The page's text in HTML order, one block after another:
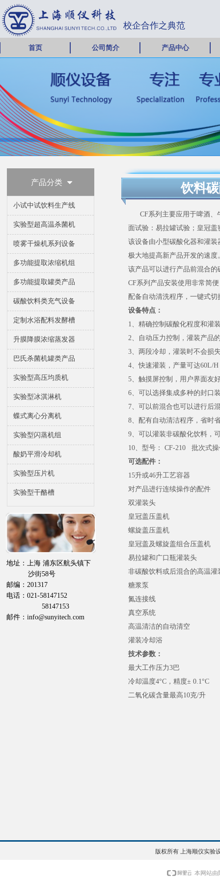
首页 公司简介 产品中心
校企合作之典范
地址：上海 浦东区航头镇下
沙街58号
邮编：201317
电话：021-58147152
58147153
邮件：info@sunyitech.com
产品分类 뀓
小试中试饮料生产线
实验型超高温杀菌机
喷雾干燥机系列设备
多功能提取浓缩机组
多功能提取罐类产品
碳酸饮料类充气设备
定制水浴配料发酵槽
升膜降膜浓缩蒸发器
巴氏杀菌机罐类产品
实验型高压均质机
实验型冰淇淋机
蝶式离心分离机
实验型闪蒸机组
酸奶平滑冷却机
实验型压片机
实验型干酪槽
饮料
CF系列主要应用于啤酒、
面试验：易拉罐试验；皇冠
该设备由小型碳酸化器和灌
极大地提高新产品开发的速度
该产品可以进行产品前混合
CF系列产品安装使用非常简
配备自动清洗程序，一键式
设备特点：
1、精确控制碳酸化程度和灌
2、自动压力控制，灌装产品
3、两段冷却，灌装时不会损
4、快速灌装，产量可达60L/
5、触摸屏控制，用户界面友
6、可以选择集成多种的封口
7、可以前混合也可以进行后
8、配有自动清洁程序，省时
9、可以灌装非碳酸化饮料，
10、型号： CF-210 批次式
可选配件：
15升或46升工艺容器
对产品进行连续操作的配件
双灌装头
皇冠盖压盖机
螺旋盖压盖机
皇冠盖及螺旋盖组合压盖机
易拉罐和广口瓶灌装头
非碳酸饮料或后混合的高温灌
糖浆泵
氮连接线
真空系统
高温清洁的自动清空
灌装冷却浴
技术参数：
最大工作压力3巴
冷却温度4°C，精度± 0.1°C
二氧化碳含量最高10克/升
版权所有 上海顺仪实验
本网站由